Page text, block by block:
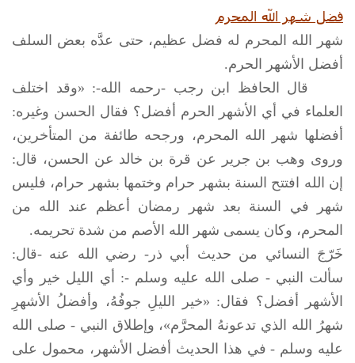
فضل شهر الله المحرم
شهر الله المحرم له فضل عظيم، حتى عدَّه بعض السلف
أفضل الأشهر الحرم.
قال الحافظ ابن رجب -رحمه الله-: «وقد اختلف
العلماء في أي الأشهر الحرم أفضل؟ فقال الحسن وغيره:
أفضلها شهر الله المحرم، ورجحه طائفة من المتأخرين،
وروى وهب بن جرير عن قرة بن خالد عن الحسن، قال:
إن الله افتتح السنة بشهر حرام وختمها بشهر حرام، فليس
شهر في السنة بعد شهر رمضان أعظم عند الله من
المحرم، وكان يسمى شهر الله الأصم من شدة تحريمه.
خَرّجَ النسائي من حديث أبي ذر- رضي الله عنه -قال:
سألت النبي - صلى الله عليه وسلم -: أي الليل خير وأي
الأشهر أفضل؟ فقال: «خير الليلِ جوفُهُ، وأفضلُ الأشهرِ
شهرُ الله الذي تدعونهُ المحرَّم»، وإطلاق النبي - صلى الله
عليه وسلم - في هذا الحديث أفضل الأشهر، محمول على